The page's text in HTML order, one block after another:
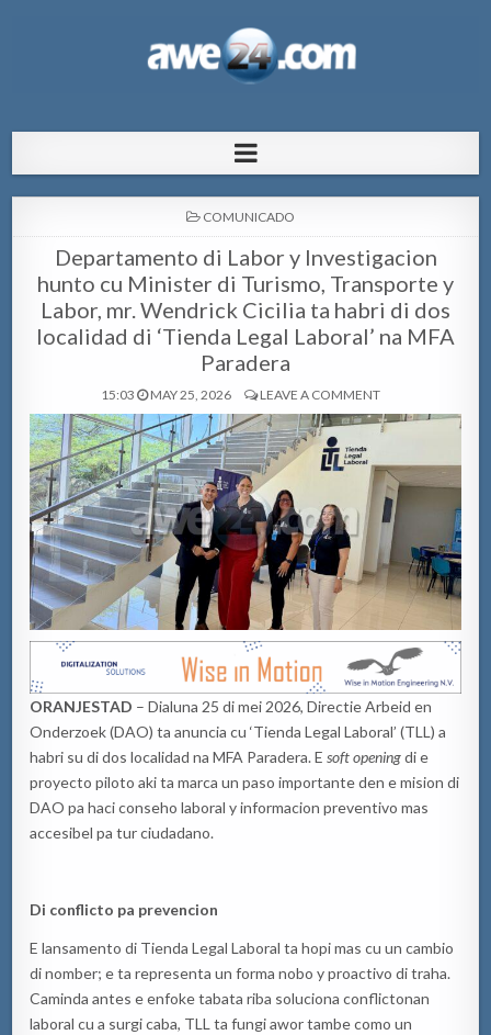
pa Aruba
POSTED
COMUNICADO
Departamento di Labor y Investigacion
hunto cu Minister di Turismo, Transporte y
Labor, mr. Wendrick Cicilia ta habri di dos
localidad di ‘Tienda Legal Laboral’ na MFA
Paradera
15:03 MAY 25, 2026 LEAVE A COMMENT
ORANJESTAD – Dialuna 25 di mei 2026, Directie Arbeid en
Onderzoek (DAO) ta anuncia cu ‘Tienda Legal Laboral’ (TLL) a
habri su di dos localidad na MFA Paradera. Esoft openingdi e
proyecto piloto aki ta marca un paso importante den e mision di
DAO pa haci conseho laboral y informacion preventivo mas
accesibel pa tur ciudadano.
Di conflicto pa prevencion
E lansamento di Tienda Legal Laboral ta hopi mas cu un cambio
di nomber; e ta representa un forma nobo y proactivo di traha.
Caminda antes e enfoke tabata riba soluciona conflictonan
laboral cu a surgi caba, TLL ta fungi awor tambe como un